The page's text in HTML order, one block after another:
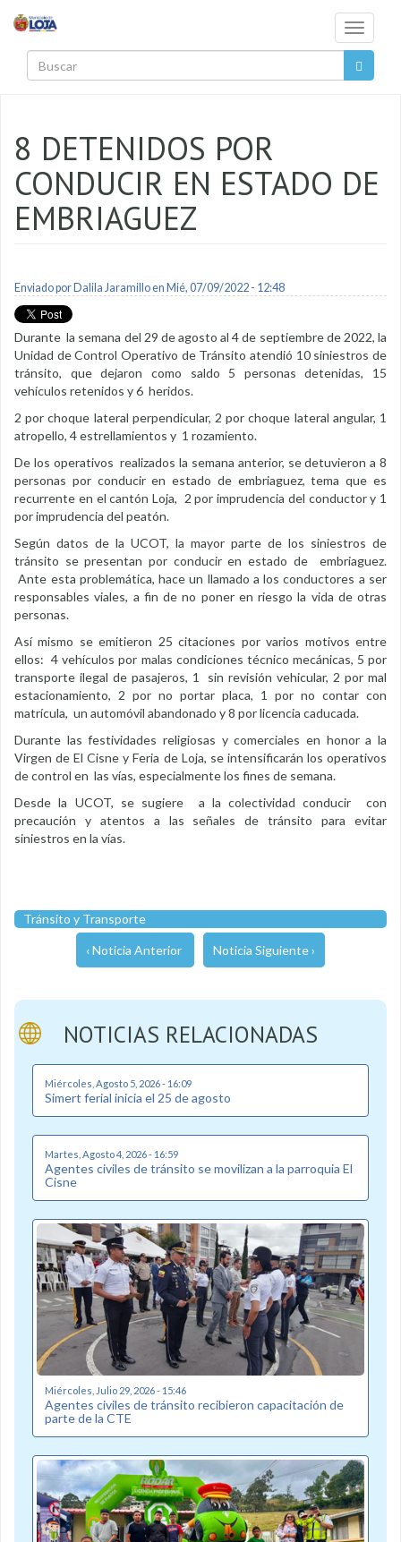
Toggle
8 DETENIDOS POR
CONDUCIR EN ESTADO DE
EMBRIAGUEZ
Enviado por Dalila Jaramilloen Mié, 07/09/2022 - 12:48
Durante la semana del 29 de agosto al 4 de septiembre de 2022, la
Unidad de Control Operativo de Tránsito atendió 10 siniestros de
tránsito, que dejaron como saldo 5 personas detenidas, 15
vehículos retenidos y 6 heridos.
2 por choque lateral perpendicular, 2 por choque lateral angular, 1
atropello, 4 estrellamientos y 1 rozamiento.
De los operativos realizados la semana anterior, se detuvieron a 8
personas por conducir en estado de embriaguez, tema que es
recurrente en el cantón Loja, 2 por imprudencia del conductor y 1
por imprudencia del peatón.
Según datos de la UCOT, la mayor parte de los siniestros de
tránsito se presentan por conducir en estado de embriaguez.
Ante esta problemática, hace un llamado a los conductores a ser
responsables viales, a fin de no poner en riesgo la vida de otras
personas.
Así mismo se emitieron 25 citaciones por varios motivos entre
ellos: 4 vehículos por malas condiciones técnico mecánicas, 5 por
transporte ilegal de pasajeros, 1 sin revisión vehicular, 2 por mal
estacionamiento, 2 por no portar placa, 1 por no contar con
matrícula, un automóvil abandonado y 8 por licencia caducada.
Durante las festividades religiosas y comerciales en honor a la
Virgen de El Cisne y Feria de Loja, se intensificarán los operativos
de control en las vías, especialmente los fines de semana.
Desde la UCOT, se sugiere a la colectividad conducir con
precaución y atentos a las señales de tránsito para evitar
siniestros en la vías.
Tránsito y Transporte
‹ Noticia Anterior Noticia Siguiente ›
NOTICIAS RELACIONADAS
Miércoles, Agosto 5, 2026 - 16:09
Simert ferial inicia el 25 de agosto
Martes, Agosto 4, 2026 - 16:59
Agentes civiles de tránsito se movilizan a la parroquia El
Cisne
Miércoles, Julio 29, 2026 - 15:46
Agentes civiles de tránsito recibieron capacitación de
parte de la CTE